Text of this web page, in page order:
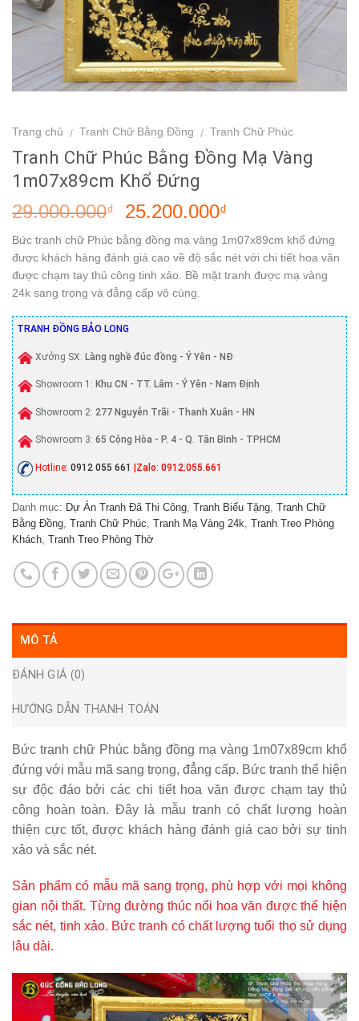
Trang chủ / Tranh Chữ Bằng Đồng / Tranh Chữ Phúc
Tranh Chữ Phúc Bằng Đồng Mạ Vàng
1m07x89cm Khổ Đứng
29.000.000₫ 25.200.000₫
Bức tranh chữ Phúc bằng đồng mạ vàng 1m07x89cm khổ đứng
được khách hàng đánh giá cao về độ sắc nét với chi tiết hoa văn
được chạm tay thủ công tinh xảo. Bề mặt tranh được mạ vàng
24k sang trọng và đẳng cấp vô cùng.
TRANH ĐỒNG BẢO LONG
Xưởng SX: Làng nghề đúc đồng - Ý Yên - NĐ
Showroom 1: Khu CN - TT. Lâm - Ý Yên - Nam Định
Showroom 2: 277 Nguyễn Trãi - Thanh Xuân - HN
Showroom 3: 65 Cộng Hòa - P. 4 - Q. Tân Bình - TPHCM
Hotline: 0912 055 661 |Zalo: 0912.055.661
Danh mục: Dự Án Tranh Đã Thi Công Tranh Biếu Tặng Tranh Chữ
Bằng Đồng Tranh Chữ Phúc Tranh Mạ Vàng 24k Tranh Treo Phòng
Khách Tranh Treo Phòng Thờ
MÔ TẢ
ĐÁNH GIÁ (0)
HƯỚNG DẪN THANH TOÁN
Bức tranh chữ Phúc bằng đồng mạ vàng 1m07x89cm khổ
đứng với mẫu mã sang trọng, đẳng cấp. Bức tranh thể hiện
sự độc đáo bởi các chi tiết hoa văn được chạm tay thủ
công hoàn toàn. Đây là mẫu tranh có chất lượng hoàn
thiện cực tốt, được khách hàng đánh giá cao bởi sự tinh
xảo và sắc nét.
Sản phẩm có mẫu mã sang trọng, phù hợp với mọi không
gian nội thất. Từng đường thúc nổi hoa văn được thể hiện
sắc nét, tinh xảo. Bức tranh có chất lượng tuổi thọ sử dụng
lâu dài.